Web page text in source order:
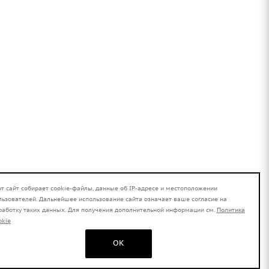
сайт собирает cookie-файлы, данные об IP-адресе и местоположении
Дальнейшее использование сайта означает ваше согласие на
таких данных. Для получения дополнительной информации см. Политика
OK